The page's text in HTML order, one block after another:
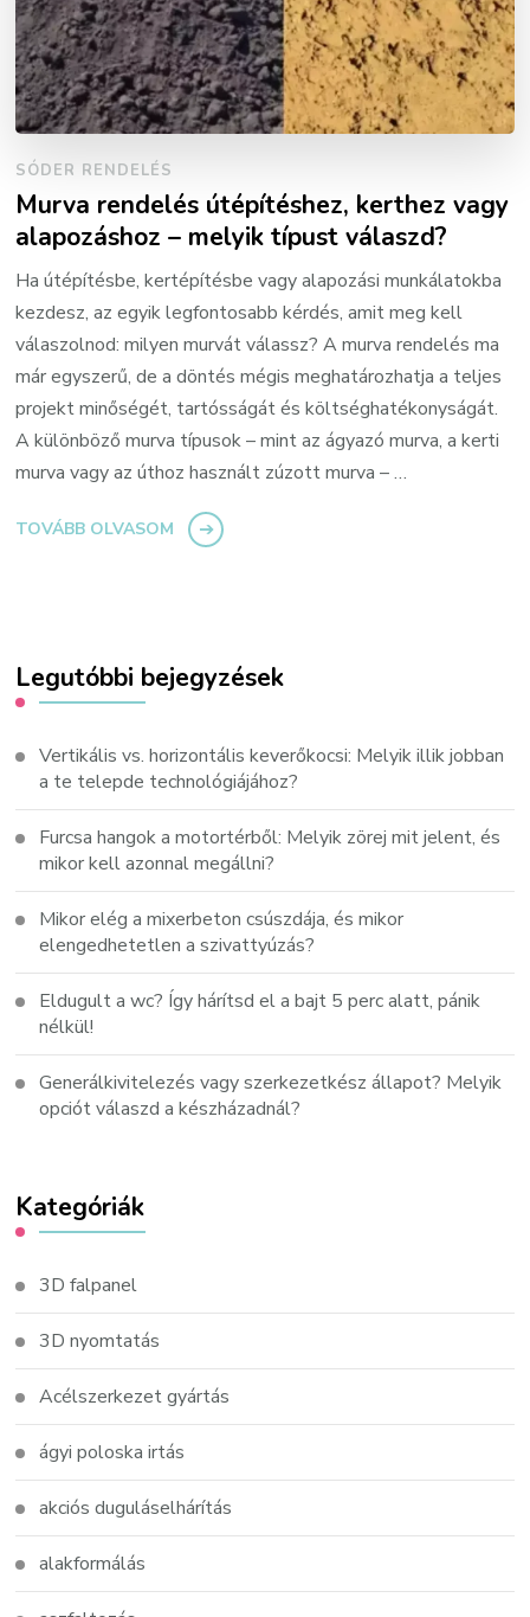
SÓDER RENDELÉS
Murva rendelés útépítéshez, kerthez vagy
alapozáshoz – melyik típust válaszd?
Ha útépítésbe, kertépítésbe vagy alapozási munkálatokba
kezdesz, az egyik legfontosabb kérdés, amit meg kell
válaszolnod: milyen murvát válassz? A murva rendelés ma
már egyszerű, de a döntés mégis meghatározhatja a teljes
projekt minőségét, tartósságát és költséghatékonyságát.
A különböző murva típusok – mint az ágyazó murva, a kerti
murva vagy az úthoz használt zúzott murva – …
TOVÁBB OLVASOM
Legutóbbi bejegyzések
Vertikális vs. horizontális keverőkocsi: Melyik illik jobban
a te telepde technológiájához?
Furcsa hangok a motortérből: Melyik zörej mit jelent, és
mikor kell azonnal megállni?
Mikor elég a mixerbeton csúszdája, és mikor
elengedhetetlen a szivattyúzás?
Eldugult a wc? Így hárítsd el a bajt 5 perc alatt, pánik
nélkül!
Generálkivitelezés vagy szerkezetkész állapot? Melyik
opciót válaszd a készházadnál?
Kategóriák
3D falpanel
3D nyomtatás
Acélszerkezet gyártás
ágyi poloska irtás
akciós duguláselhárítás
alakformálás